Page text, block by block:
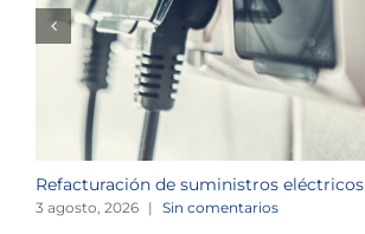
Refacturación de suministros eléctricos
3 agosto, 2026 | Sin comentarios